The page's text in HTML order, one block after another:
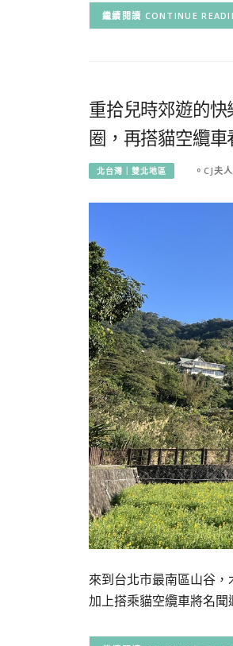
CONTINUE
重拾兒時郊遊的
圈，再搭貓空纜
北台灣｜雙北地區 。CJ夫
來到台北市最南區山谷
加上搭乘貓空纜車將名